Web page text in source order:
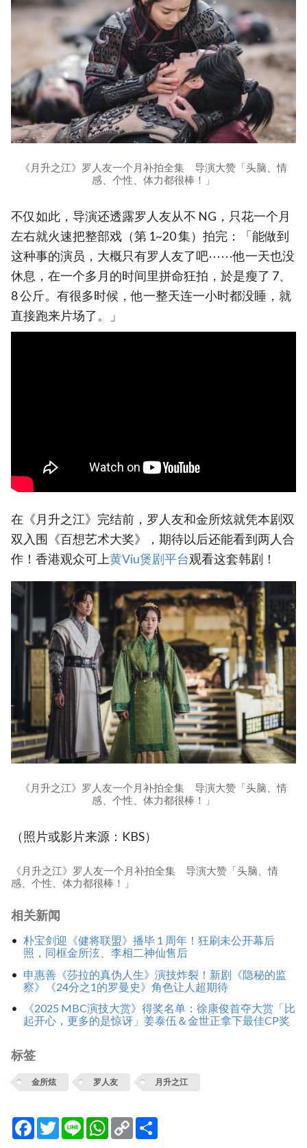
《月升之江》罗人友一个月补拍全集 导演大赞「头脑、情
感、个性、体力都很棒！」
不仅如此，导演还透露罗人友从不 NG，只花一个月
左右就火速把整部戏（第 1~20 集）拍完：「能做到
这种事的演员，大概只有罗人友了吧⋯⋯他一天也没
休息，在一个多月的时间里拼命狂拍，於是瘦了 7、
8 公斤。有很多时候，他一整天连一小时都没睡，就
直接跑来片场了。」
在《月升之江》完结前，罗人友和金所炫就凭本剧双
双入围《百想艺术大奖》，期待以后还能看到两人合
作！香港观众可上黄Viu煲剧平台观看这套韩剧！
《月升之江》罗人友一个月补拍全集 导演大赞「头脑、情
感、个性、体力都很棒！」
（照片或影片来源：KBS）
《月升之江》罗人友一个月补拍全集 导演大赞「头脑、情
感、个性、体力都很棒！」
相关新闻
朴宝剑迎《健将联盟》播毕 1 周年！狂刷未公开幕后
照，同框金所泫、李相二神仙售后
申惠善《莎拉的真伪人生》演技炸裂！新剧《隐秘的监
察》《24分之1的罗曼史》角色让人超期待
《2025 MBC演技大赏》得奖名单：徐康俊首夺大赏「比
起开心，更多的是惊讶」姜泰伍＆金世正拿下最佳CP奖
标签
金所炫 罗人友 月升之江
Facebook
TwitterLine WhatsApp
Copy
Link